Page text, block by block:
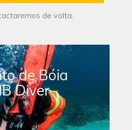
de volta.
de Bóia
Diver